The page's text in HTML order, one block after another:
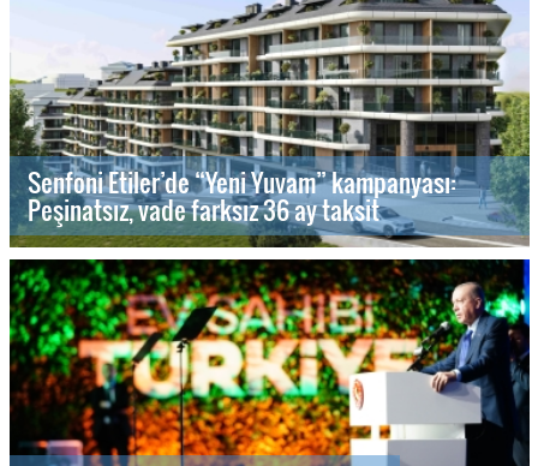
Senfoni Etiler’de “Yeni Yuvam” kampanyası:
Peşinatsız, vade farksız 36 ay taksit